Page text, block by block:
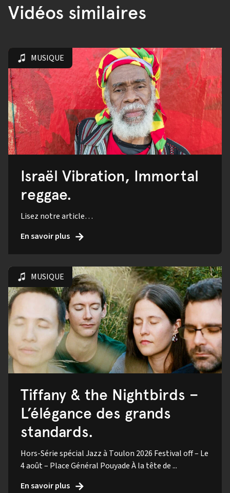
Vidéos similaires
MUSIQUE
Israël Vibration, Immortal
reggae.
Lisez notre article…
En savoir plus
MUSIQUE
Tiffany & the Nightbirds –
L’élégance des grands
standards.
Hors-Série spécial Jazz à Toulon 2026 Festival off – Le
4 août – Place Général Pouyade À la tête de ...
En savoir plus